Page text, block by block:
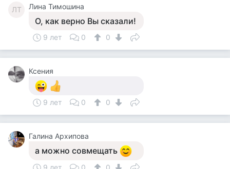
ЛТ Лина Тимошина
О, как верно Вы сказали!
9 лет 0 0
Ксения
9 лет 0 0
Галина Архипова
а можно совмещать
9 лет 0 0